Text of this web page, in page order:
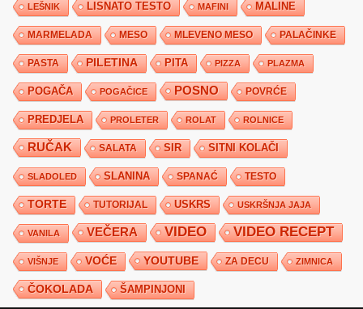
LEŠNIK LISNATO TESTO MAFINI MALINE
MARMELADA MESO MLEVENO MESO PALAČINKE
PASTA PILETINA PITA PIZZA PLAZMA
POGAČA POGAČICE POSNO POVRĆE
PREDJELA PROLETER ROLAT ROLNICE
RUČAK SALATA SIR SITNI KOLAČI
SLADOLED SLANINA SPANAĆ TESTO
TORTE TUTORIJAL USKRS USKRŠNJA JAJA
VANILA VEČERA VIDEO VIDEO RECEPT
VIŠNJE VOĆE YOUTUBE ZA DECU ZIMNICA
ČOKOLADA ŠAMPINJONI